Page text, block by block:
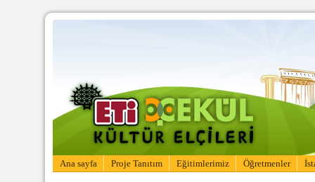
Ana sayfa Proje Tanıtım Eğitimlerimiz Öğretmenler